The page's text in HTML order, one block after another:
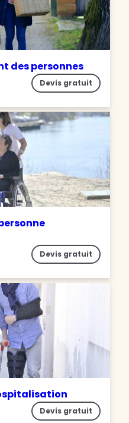
des personnes
Devis gratuit
Devis gratuit
Devis gratuit